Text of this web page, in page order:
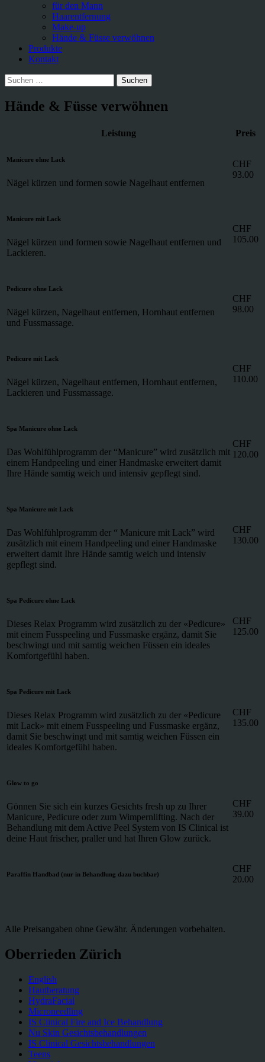
für den Mann
Haarentfernung
Make-up
Hände & Füsse verwöhnen
Produkte
Kontakt
Suchen
nach:
Hände & Füsse verwöhnen
Leistung Preis
Manicure ohne Lack
Nägel kürzen und formen sowie Nagelhaut entfernen
CHF
93.00
Manicure mit Lack
Nägel kürzen und formen sowie Nagelhaut entfernen und
Lackieren.
CHF
105.00
Pedicure ohne Lack
Nägel kürzen, Nagelhaut entfernen, Hornhaut entfernen
und Fussmassage.
CHF
98.00
Pedicure mit Lack
Nägel kürzen, Nagelhaut entfernen, Hornhaut entfernen,
Lackieren und Fussmassage.
CHF
110.00
Spa Manicure ohne Lack
Das Wohlfühlprogramm der “Manicure” wird zusätzlich mit
einem Handpeeling und einer Handmaske erweitert damit
Ihre Hände samtig weich und intensiv gepflegt sind.
CHF
120.00
Spa Manicure mit Lack
Das Wohlfühlprogramm der “ Manicure mit Lack” wird
zusätzlich mit einem Handpeeling und einer Handmaske
erweitert damit Ihre Hände samtig weich und intensiv
gepflegt sind.
CHF
130.00
Spa Pedicure ohne Lack
Dieses Relax Programm wird zusätzlich zu der «Pedicure»
mit einem Fusspeeling und Fussmaske ergänz, damit Sie
beschwingt und mit samtig weichen Füssen ein ideales
Komfortgefühl haben.
CHF
125.00
Spa Pedicure mit Lack
Dieses Relax Programm wird zusätzlich zu der «Pedicure
mit Lack» mit einem Fusspeeling und Fussmaske ergänz,
damit Sie beschwingt und mit samtig weichen Füssen ein
ideales Komfortgefühl haben.
CHF
135.00
Glow to go
Gönnen Sie sich ein kurzes Gesichts fresh up zu Ihrer
Manicure, Pedicure oder zum Wimpernlifting. Nach der
Behandlung mit dem Active Peel System von IS Clinical ist
deine Haut frischer, praller und hat Ihren Glow zurück.
CHF
39.00
Paraffin Handbad (nur in Behandlung dazu buchbar)
CHF
20.00
Alle Preisangaben ohne Gewähr. Änderungen vorbehalten.
Oberrieden Zürich
English
Hautberatung
HydraFacial
Microneedling
IS Clinical Fire and Ice Behandlung
Nu Skin Gesichtsbehandlungen
IS Clinical Gesichtsbehandlungen
Teens